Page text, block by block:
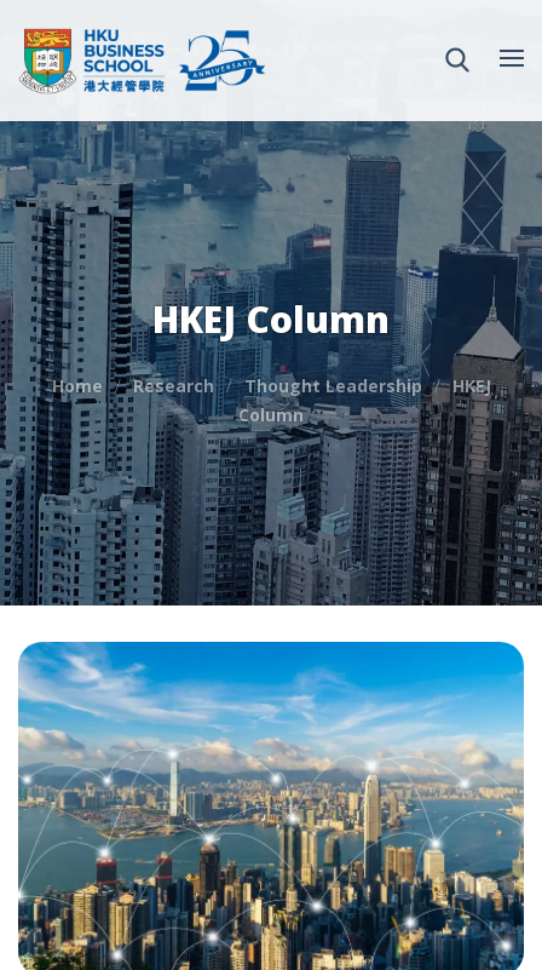
HKEJ Column
Home Research Thought Leadership
HKEJ
Column